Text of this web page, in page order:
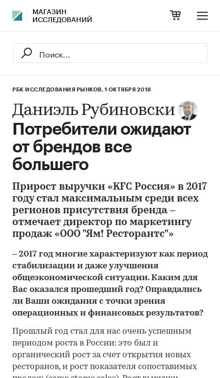
МАГАЗИН
ИССЛЕДОВАНИЙ
РБК ИССЛЕДОВАНИЯ РЫНКОВ, 1 ОКТЯБРЯ 2018
Даниэль Рубиновски
Потребители ожидают
от брендов все
большего
Прирост выручки «KFC Россия» в 2017
году стал максимальным среди всех
регионов присутствия бренда –
отмечает директор по маркетингу
продаж «ООО "Ям! Ресторантс"»
– 2017 год многие характеризуют как период
стабилизации и даже улучшения
общеэкономической ситуации. Каким для
Вас оказался прошедший год? Оправдались
ли Ваши ожидания с точки зрения
операционных и финансовых результатов?
Прошлый год стал для нас очень успешным
периодом роста в России: это был и
органический рост за счет открытия новых
ресторанов, и рост показателя сопоставимых